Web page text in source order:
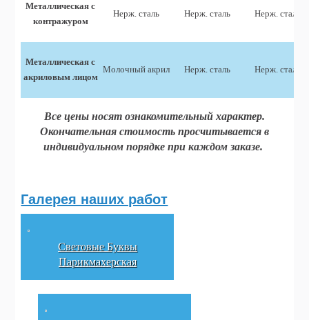
Металлическая с
контражуром
Нерж. сталь Нерж. сталь Нерж. сталь
Металлическая с
акриловым лицом
Молочный акрил Нерж. сталь Нерж. сталь
Все цены носят ознакомительный характер.
Окончательная стоимость просчитывается в
индивидуальном порядке при каждом заказе.
Галерея наших работ
Световые Буквы
Парикмахерская